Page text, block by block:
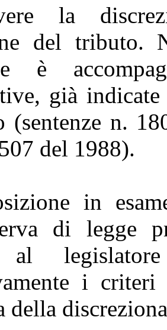
la
del tributo.
è
già
(sentenze n.
del 1988).
in
di legge
al
i
della